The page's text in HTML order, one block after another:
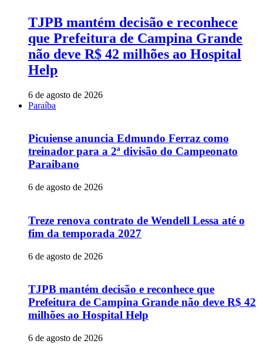
TJPB mantém decisão e reconhece
que Prefeitura de Campina Grande
não deve R$ 42 milhões ao Hospital
Help
6 de agosto de 2026
Paraíba
Picuiense anuncia Edmundo Ferraz como
treinador para a 2ª divisão do Campeonato
Paraibano
6 de agosto de 2026
Treze renova contrato de Wendell Lessa até o
fim da temporada 2027
6 de agosto de 2026
TJPB mantém decisão e reconhece que
Prefeitura de Campina Grande não deve R$ 42
milhões ao Hospital Help
6 de agosto de 2026